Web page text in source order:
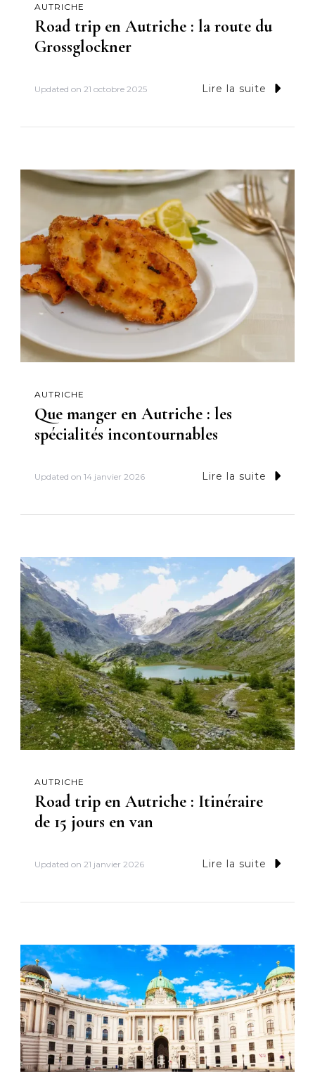
AUTRICHE
Road trip en Autriche : la route du
Grossglockner
Updated on 21 octobre 2025 Lire la suite
AUTRICHE
Que manger en Autriche : les
spécialités incontournables
Updated on 14 janvier 2026 Lire la suite
AUTRICHE
Road trip en Autriche : Itinéraire
de 15 jours en van
Updated on 21 janvier 2026 Lire la suite